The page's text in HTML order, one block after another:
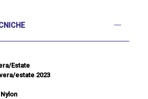
Estate
estate 2023
Nylon